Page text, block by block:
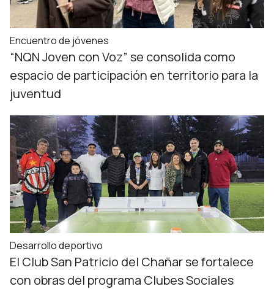
Encuentro de jóvenes
“NQN Joven con Voz” se consolida como
espacio de participación en territorio para la
juventud
Desarrollo deportivo
El Club San Patricio del Chañar se fortalece
con obras del programa Clubes Sociales